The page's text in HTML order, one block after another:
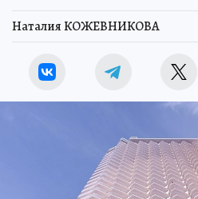
Наталия КОЖЕВНИКОВА